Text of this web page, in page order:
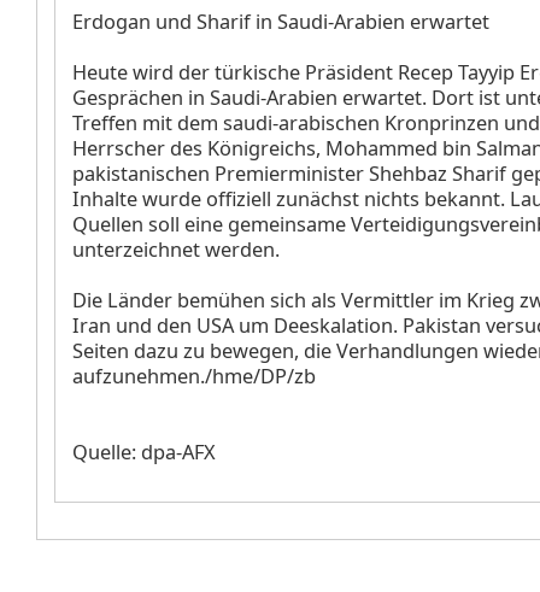
Erdogan und Sharif in Saudi-Arabien erwartet
Heute wird der türkische Präsident Recep Tayyip
Gesprächen in Saudi-Arabien erwartet. Dort ist
Treffen mit dem saudi-arabischen Kronprinzen
Herrscher des Königreichs, Mohammed bin
pakistanischen Premierminister Shehbaz Sharif
Inhalte wurde offiziell zunächst nichts bekannt.
Quellen soll eine gemeinsame
unterzeichnet werden.
Die Länder bemühen sich als Vermittler im Krieg
Iran und den USA um Deeskalation. Pakistan
Seiten dazu zu bewegen, die Verhandlungen
aufzunehmen./hme/DP/zb
Quelle: dpa-AFX